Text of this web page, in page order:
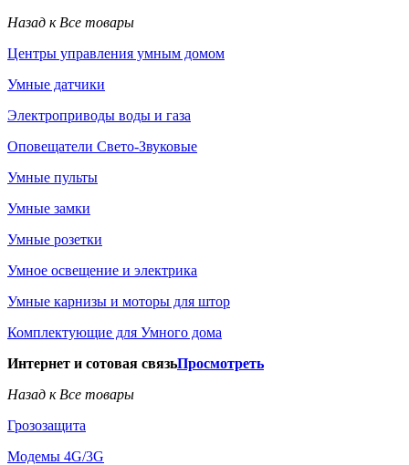
Назад к Все товары
Центры управления умным домом
Умные датчики
Электроприводы воды и газа
Оповещатели Свето-Звуковые
Умные пульты
Умные замки
Умные розетки
Умное освещение и электрика
Умные карнизы и моторы для штор
Комплектующие для Умного дома
Интернет и сотовая связьПросмотреть
Назад к Все товары
Грозозащита
Модемы 4G/3G